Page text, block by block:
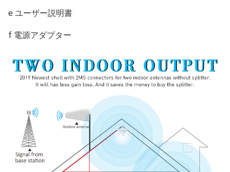
e ユーザー説明書
f 電源アダプター